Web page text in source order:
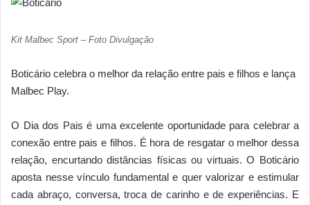
Kit Malbec Sport – Foto Divulgação
Boticário celebra o melhor da relação entre pais e filhos e lança
Malbec Play.
O Dia dos Pais é uma excelente oportunidade para celebrar a
conexão entre pais e filhos. É hora de resgatar o melhor dessa
relação, encurtando distâncias físicas ou virtuais. O Boticário
aposta nesse vínculo fundamental e quer valorizar e estimular
cada abraço, conversa, troca de carinho e de experiências. E